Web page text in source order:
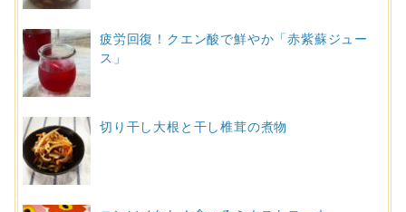
疲労回復！クエン酸で鮮やか「赤紫蘇ジュー
ス」
切り干し大根と干し椎茸の煮物